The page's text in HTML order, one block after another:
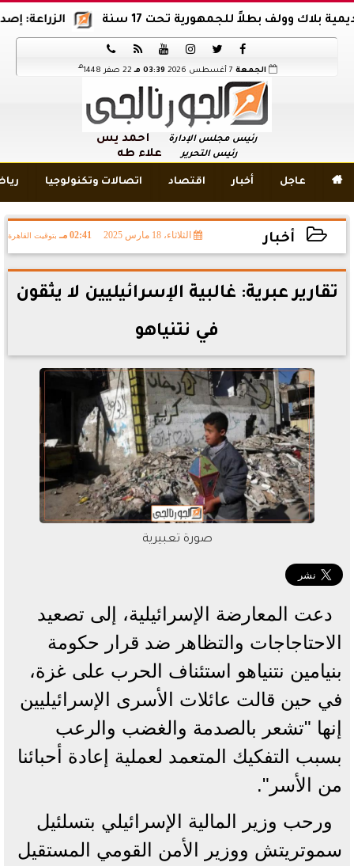
الزراعة: إصدار 12 ألف موافقة وتصريح بالمبيدات خلال 6 شهور وولف بطلاً للجمهورية تحت 17 سنة






الجمعة 03:39 مـ 22 صفر 1448 هـ
رئيس مجلس الإدارة أحمد يس
رئيس التحرير علاء طه
 عاجل أخبار اقتصاد اتصالات وتكنولوجيا
أخبار الثلاثاء، 18 مارس 2025 02:41 مـ بتوقيت القاهرة
2025-03-18 14:41:24
تقارير عبرية: غالبية الإسرائيليين لا يثقون
في نتنياهو
صورة تعبيرية
دعت المعارضة الإسرائيلية، إلى تصعيد
الاحتاجاجات والتظاهر ضد قرار حكومة
بنيامين نتنياهو استئناف الحرب على غزة،
في حين قالت عائلات الأسرى الإسرائيليين
إنها "تشعر بالصدمة والغضب والرعب
بسبب التفكيك المتعمد لعملية إعادة أحبائنا
من الأسر".
ورحب وزير المالية الإسرائيلي بتسلئيل
سموتريتش ووزير الأمن القومي المستقيل